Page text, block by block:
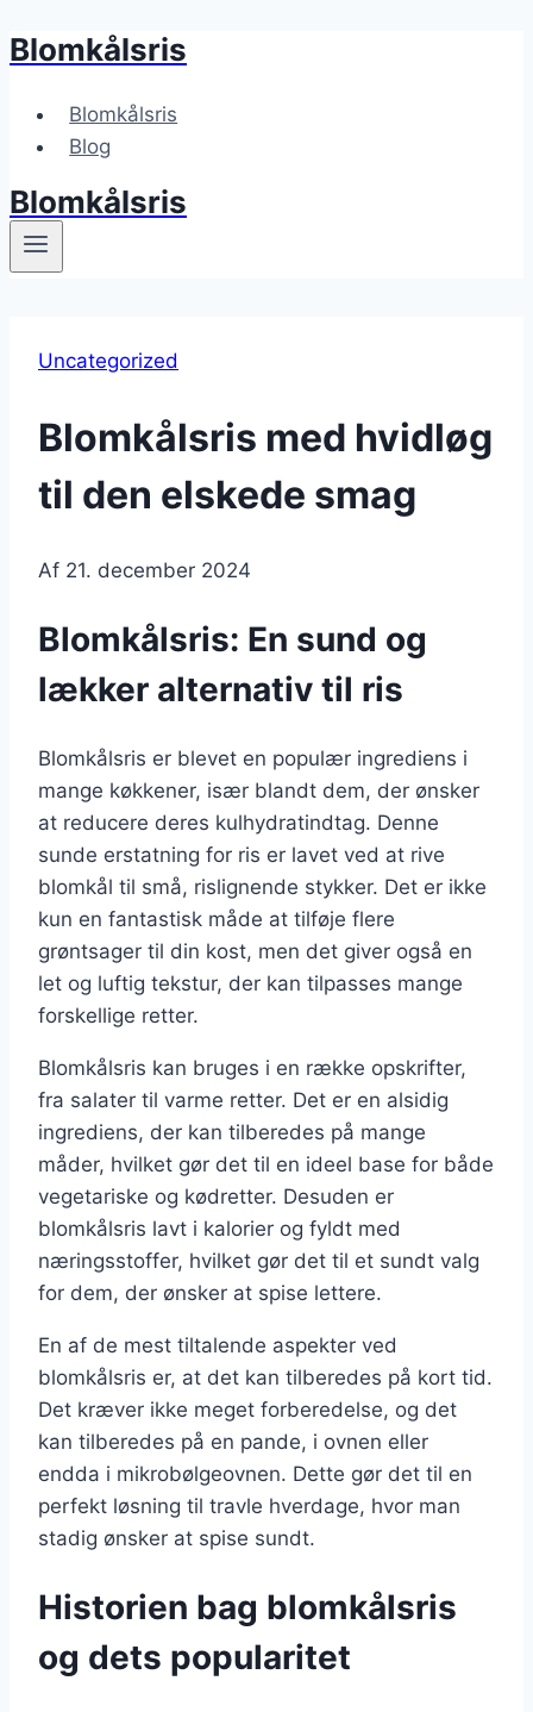
Fortsæt
indhold
Blomkålsris
Blomkålsris
Blog
Blomkålsris
Uncategorized
Blomkålsris med hvidløg
til den elskede smag
Af 21. december 2024
Blomkålsris: En sund og
lækker alternativ til ris
Blomkålsris er blevet en populær ingrediens i
mange køkkener, især blandt dem, der ønsker
at reducere deres kulhydratindtag. Denne
sunde erstatning for ris er lavet ved at rive
blomkål til små, rislignende stykker. Det er ikke
kun en fantastisk måde at tilføje flere
grøntsager til din kost, men det giver også en
let og luftig tekstur, der kan tilpasses mange
forskellige retter.
Blomkålsris kan bruges i en række opskrifter,
fra salater til varme retter. Det er en alsidig
ingrediens, der kan tilberedes på mange
måder, hvilket gør det til en ideel base for både
vegetariske og kødretter. Desuden er
blomkålsris lavt i kalorier og fyldt med
næringsstoffer, hvilket gør det til et sundt valg
for dem, der ønsker at spise lettere.
En af de mest tiltalende aspekter ved
blomkålsris er, at det kan tilberedes på kort tid.
Det kræver ikke meget forberedelse, og det
kan tilberedes på en pande, i ovnen eller
endda i mikrobølgeovnen. Dette gør det til en
perfekt løsning til travle hverdage, hvor man
stadig ønsker at spise sundt.
Historien bag blomkålsris
og dets popularitet